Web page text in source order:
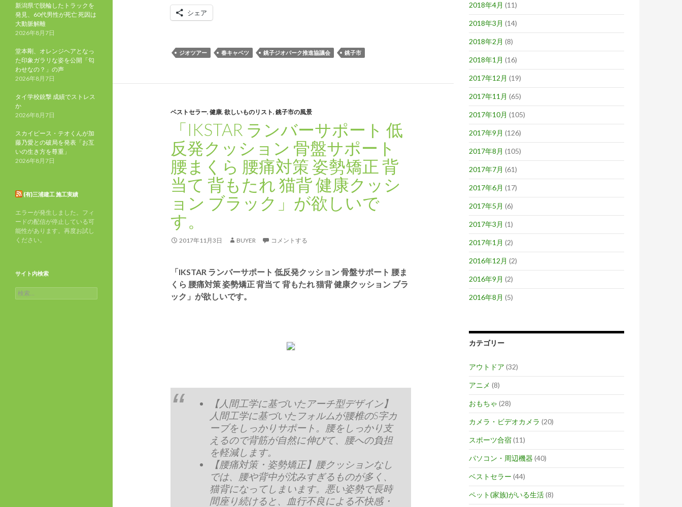
シェア
ジオツアー 春キャベツ 銚子ジオパーク推進協議会 銚子市
ベストセラー, 健康, 欲しいものリスト, 銚子市の風景
「IKSTAR ランバーサポート 低
反発クッション 骨盤サポート
腰まくら 腰痛対策 姿勢矯正 背
当て 背もたれ 猫背 健康クッシ
ョン ブラック」が欲しいで
す。
2017年11月3日 BUYER コメントする
「IKSTAR ランバーサポート 低反発クッション 骨盤サポート 腰ま
くら 腰痛対策 姿勢矯正 背当て 背もたれ 猫背 健康クッション ブラ
ック」が欲しいです。
【人間工学に基づいたアーチ型デザイン】
人間工学に基づいたフォルムが腰椎のS字カ
ーブをしっかりサポート。腰をしっかり支
えるので背筋が自然に伸びて、腰への負担
を軽減します。
【腰痛対策・姿勢矯正】腰クッションなし
では、腰や背中が沈みすぎるものが多く、
猫背になってしまいます。悪い姿勢で長時
間座り続けると、血行不良による不快感・
2018年4月 (11)
2018年3月 (14)
2018年2月 (8)
2018年1月 (16)
2017年12月 (19)
2017年11月 (65)
2017年10月 (105)
2017年9月 (126)
2017年8月 (105)
2017年7月 (61)
2017年6月 (17)
2017年5月 (6)
2017年3月 (1)
2017年1月 (2)
2016年12月 (2)
2016年9月 (2)
2016年8月 (5)
カテゴリー
アウトドア (32)
アニメ (8)
おもちゃ (28)
カメラ・ビデオカメラ (20)
スポーツ合宿(11)
パソコン・周辺機器 (40)
ベストセラー (44)
ペット(家族)がいる生活(8)
新潟県で脱輪したトラックを
発見、60代男性が死亡 死因は
大動脈解離
2026年8月7日
堂本剛、オレンジヘアとなっ
た印象ガラリな姿を公開「匂
わせなの？」の声
2026年8月7日
タイ学校銃撃 成績でストレス
か
2026年8月7日
スカイピース・テオくんが加
藤乃愛との破局を発表「お互
いの生き方を尊重」
2026年8月7日
(有)三浦建工 施工実績
エラーが発生しました。フィ
ードの配信が停止している可
能性があります。再度お試し
ください。
サイト内検索
検
索: